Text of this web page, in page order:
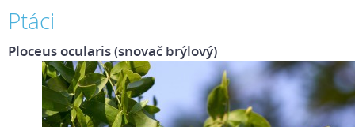
Ptáci
Ploceus ocularis (snovač brýlový)